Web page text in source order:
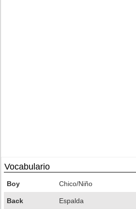
Vocabulario
Boy Chico/Niño
Back Espalda